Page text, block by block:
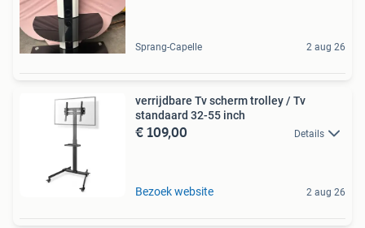
Sprang-Capelle 2 aug 26
verrijdbare Tv scherm trolley / Tv
standaard 32-55 inch
€ 109,00 Details
Bezoek website 2 aug 26